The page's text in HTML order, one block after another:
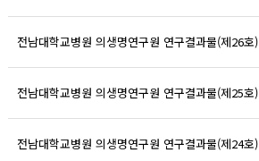
전남대학교병원 의생명연구원 연구결과물(제26호)
전남대학교병원 의생명연구원 연구결과물(제25호)
전남대학교병원 의생명연구원 연구결과물(제24호)